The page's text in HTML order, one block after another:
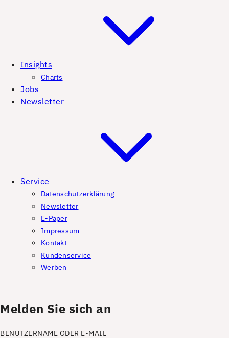
Insights
Charts
Jobs
Newsletter
Service
Datenschutzerklärung
Newsletter
E-Paper
Impressum
Kontakt
Kundenservice
Werben
Melden Sie sich an
BENUTZERNAME ODER E-MAIL